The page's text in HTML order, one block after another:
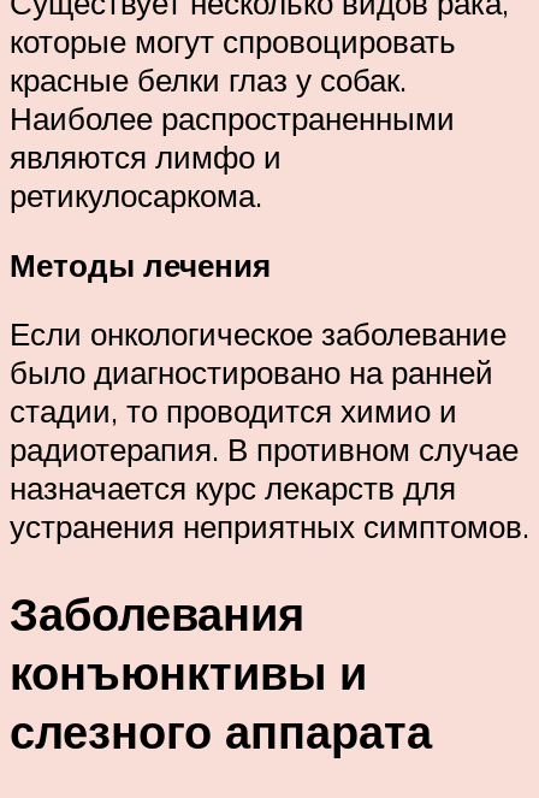
которые могут спровоцировать
красные белки глаз у собак.
Наиболее распространенными
являются лимфо и
ретикулосаркома.
Методы лечения
Если онкологическое заболевание
было диагностировано на ранней
стадии, то проводится химио и
радиотерапия. В противном случае
назначается курс лекарств для
устранения неприятных симптомов.
Заболевания
конъюнктивы и
слезного аппарата